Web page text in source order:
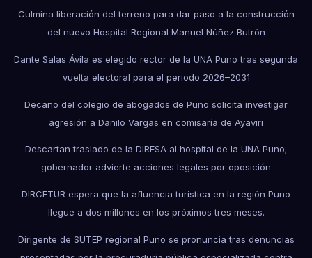
Culmina liberación del terreno para dar paso a la construcción
del nuevo Hospital Regional Manuel Núñez Butrón
Dante Salas Ávila es elegido rector de la UNA Puno tras segunda
vuelta electoral para el periodo 2026–2031
Decano del colegio de abogados de Puno solicita investigar
agresión a Danilo Vargas en comisaría de Ayaviri
Descartan traslado de la DIRESA al hospital de la UNA Puno;
gobernador advierte acciones legales por oposición
DIRCETUR espera que la afluencia turística en la región Puno
llegue a dos millones en los próximos tres meses.
Dirigente de SUTEP regional Puno se pronuncia tras denuncias